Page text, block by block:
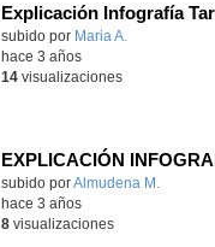
Contenido educativo.
subido por Maria A.
hace 3 años
14visualizaciones
EXPLICACIÓN
Contenido educativo.
subido porAlmudena M.
hace 3 años
8visualizaciones